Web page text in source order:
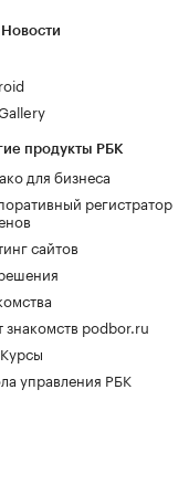
продукты РБК
для бизнеса
регистратор
сайтов
знакомств podbor.ru
управления РБК